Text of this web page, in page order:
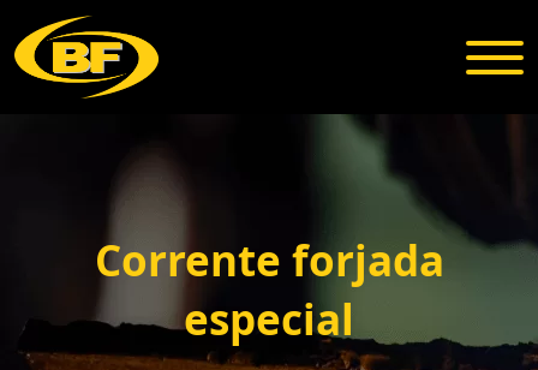
Corrente forjada
especial